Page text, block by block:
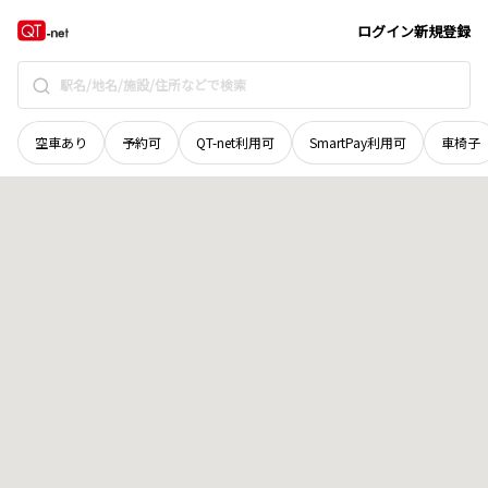
ログイン新規登録
空車あり 予約可 QT-net利用可 SmartPay利用可 車椅子
徳島県